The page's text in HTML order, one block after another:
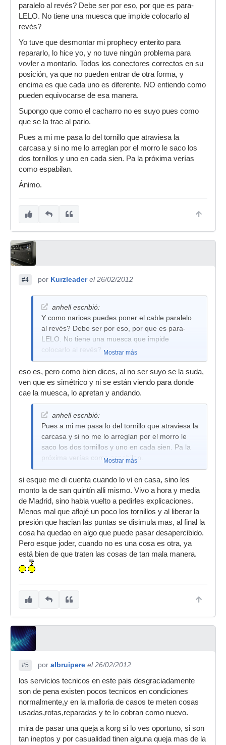
paralelo al revés? Debe ser por eso, por que es para-
LELO. No tiene una muesca que impide colocarlo al
revés?
Yo tuve que desmontar mi prophecy enterito para
repararlo, lo hice yo, y no tuve ningún problema para
vovler a montarlo. Todos los conectores correctos en su
posición, ya que no pueden entrar de otra forma, y
encima es que cada uno es diferente. NO entiendo como
pueden equivocarse de esa manera.
Supongo que como el cacharro no es suyo pues como
que se la trae al pario.
Pues a mi me pasa lo del tornillo que atraviesa la
carcasa y si no me lo arreglan por el morro le saco los
dos tornillos y uno en cada sien. Pa la próxima verías
como espabilan.
Ánimo.
#4 por Kurzleader el 26/02/2012
anhell escribió:
Y como narices puedes poner el cable paralelo
al revés? Debe ser por eso, por que es para-
LELO. No tiene una muesca que impide
colocarlo al revés? Mostrar más
eso es, pero como bien dices, al no ser suyo se la suda,
ven que es simétrico y ni se están viendo para donde
cae la muesca, lo apretan y andando.
anhell escribió:
Pues a mi me pasa lo del tornillo que atraviesa la
carcasa y si no me lo arreglan por el morro le
saco los dos tornillos y uno en cada sien. Pa la
próxima verías como espabilan.
Mostrar más
si esque me di cuenta cuando lo vi en casa, sino les
monto la de san quintín alli mismo. Vivo a hora y media
de Madrid, sino habia vuelto a pedirles explicaciones.
Menos mal que aflojé un poco los tornillos y al liberar la
presión que hacian las puntas se disimula mas, al final la
cosa ha quedao en algo que puede pasar desapercibido.
Pero esque joder, cuando no es una cosa es otra, ya
está bien de que traten las cosas de tan mala manera.
#5 por albruipere el 26/02/2012
los servicios tecnicos en este pais desgraciadamente
son de pena existen pocos tecnicos en condiciones
normalmente,y en la malloria de casos te meten cosas
usadas,rotas,reparadas y te lo cobran como nuevo.
mira de pasar una queja a korg si lo ves oportuno, si son
tan ineptos y por casualidad tinen alguna queja mas de la